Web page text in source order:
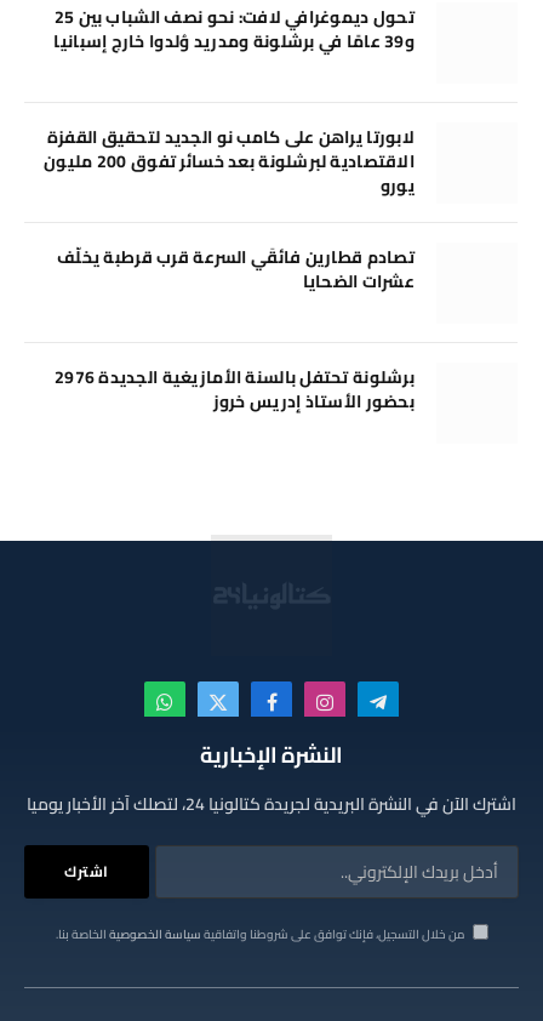
تحول ديموغرافي لافت: نحو نصف الشباب بين 25
و39 عامًا في برشلونة ومدريد وُلدوا خارج إسبانيا
لابورتا يراهن على كامب نو الجديد لتحقيق القفزة
الاقتصادية لبرشلونة بعد خسائر تفوق 200 مليون
يورو
تصادم قطارين فائقَي السرعة قرب قرطبة يخلّف
عشرات الضحايا
برشلونة تحتفل بالسنة الأمازيغية الجديدة 2976
بحضور الأستاذ إدريس خروز
تيلقرام الانستغرامفيسبوكX
(Twitter)
واتساب
النشرة الإخبارية
اشترك الآن في النشرة البريدية لجريدة كتالونيا 24، لتصلك آخر الأخبار يوميا
من خلال التسجيل، فإنك توافق على شروطنا واتفاقيةسياسة الخصوصيةالخاصة بنا.